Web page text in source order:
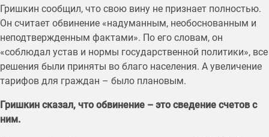
Гришкин сообщил, что свою вину не признает полностью.
Он считает обвинение «надуманным, необоснованным и
неподтвержденным фактами». По его словам, он
«соблюдал устав и нормы государственной политики», все
решения были приняты во благо населения. А увеличение
тарифов для граждан – было плановым.
Гришкин сказал, что обвинение – это сведение счетов с
ним.